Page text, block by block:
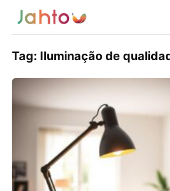
Tag: Iluminação de